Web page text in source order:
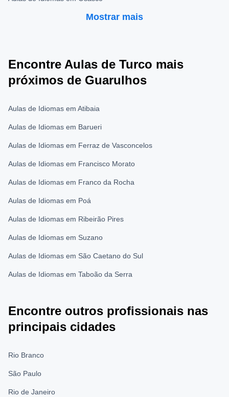
Mostrar mais
Encontre Aulas de Turco mais
próximos de Guarulhos
Aulas de Idiomas em Atibaia
Aulas de Idiomas em Barueri
Aulas de Idiomas em Ferraz de Vasconcelos
Aulas de Idiomas em Francisco Morato
Aulas de Idiomas em Franco da Rocha
Aulas de Idiomas em Poá
Aulas de Idiomas em Ribeirão Pires
Aulas de Idiomas em Suzano
Aulas de Idiomas em São Caetano do Sul
Aulas de Idiomas em Taboão da Serra
Encontre outros profissionais nas
principais cidades
Rio Branco
São Paulo
Rio de Janeiro